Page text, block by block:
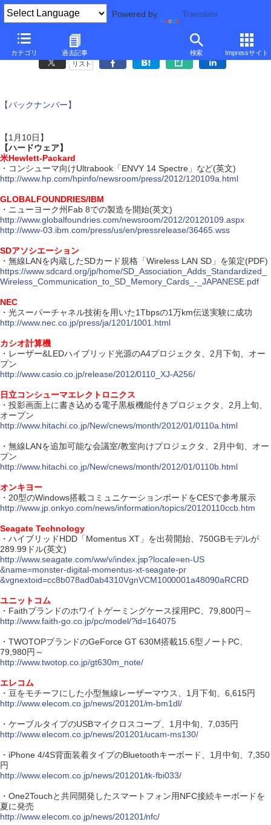
Powered by Translate
カテゴリ 過去記事 検索 Impressサイト
リスト
【バックナンバー】
【1月10日】
【ハードウェア】
米Hewlett-Packard
・コンシューマ向けUltrabook「ENVY 14 Spectre」など(英文)
http://www.hp.com/hpinfo/newsroom/press/2012/120109a.html
GLOBALFOUNDRIES/IBM
・ニューヨーク州Fab 8での製造を開始(英文)
http://www.globalfoundries.com/newsroom/2012/20120109.aspx
http://www-03.ibm.com/press/us/en/pressrelease/36465.wss
SDアソシエーション
・無線LANを内蔵したSDカード規格「Wireless LAN SD」を策定(PDF)
https://www.sdcard.org/jp/home/SD_Association_Adds_Standardized_
Wireless_Communication_to_SD_Memory_Cards_-_JAPANESE.pdf
NEC
・光スーパーチャネル技術を用いた1Tbpsの1万km伝送実験に成功
http://www.nec.co.jp/press/ja/1201/1001.html
カシオ計算機
・レーザー&LEDハイブリッド光源のA4プロジェクタ、2月下旬、オー
プン
http://www.casio.co.jp/release/2012/0110_XJ-A256/
日立コンシューマエレクトロニクス
・投影画面上に書き込める電子黒板機能付きプロジェクタ、2月上旬、
オープン
http://www.hitachi.co.jp/New/cnews/month/2012/01/0110a.html
・無線LANを追加可能な会議室/教室向けプロジェクタ、2月中旬、オー
プン
http://www.hitachi.co.jp/New/cnews/month/2012/01/0110b.html
オンキヨー
・20型のWindows搭載コミュニケーションボードをCESで参考展示
http://www.jp.onkyo.com/news/information/topics/20120110ccb.htm
Seagate Technology
・ハイブリッドHDD「Momentus XT」を出荷開始、750GBモデルが
289.99ドル(英文)
http://www.seagate.com/ww/v/index.jsp?locale=en-US
&name=monster-digital-momentus-xt-seagate-pr
&vgnextoid=cc8b078ad0ab4310VgnVCM1000001a48090aRCRD
ユニットコム
・Faithブランドのホワイトゲーミングケース採用PC、79,800円～
http://www.faith-go.co.jp/pc/model/?id=164075
・TWOTOPブランドのGeForce GT 630M搭載15.6型ノートPC、
79,980円～
http://www.twotop.co.jp/gt630m_note/
エレコム
・豆をモチーフにした小型無線レーザーマウス、1月下旬、6,615円
http://www.elecom.co.jp/news/201201/m-bm1dl/
・ケーブルタイプのUSBマイクロスコープ、1月中旬、7,035円
http://www.elecom.co.jp/news/201201/ucam-ms130/
・iPhone 4/4S背面装着タイプのBluetoothキーボード、1月中旬、7,350
円
http://www.elecom.co.jp/news/201201/tk-fbi033/
・One2Touchと共同開発したスマートフォン用NFC接続キーボードを
夏に発売
http://www.elecom.co.jp/news/201201/nfc/